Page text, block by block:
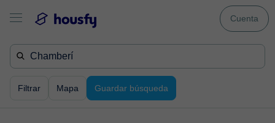
Cuenta
Filtrar Mapa Guardar búsqueda